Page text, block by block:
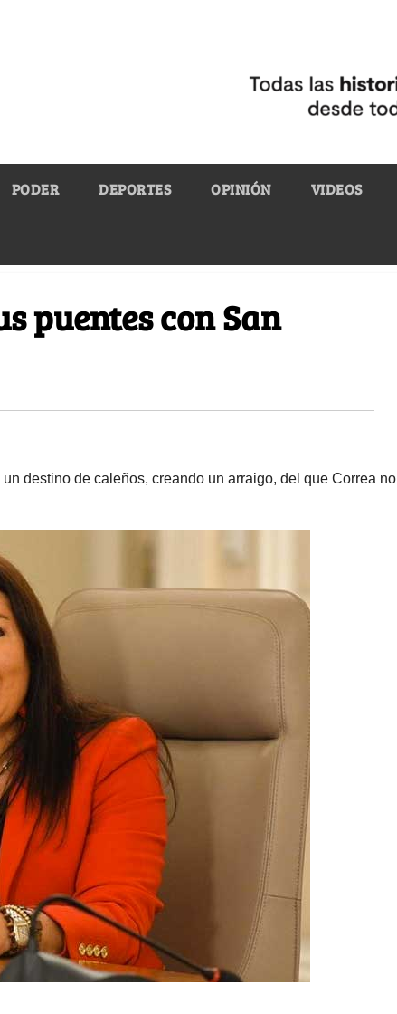
PODER DEPORTES OPINIÓN VIDEOS
puentes con San
destino de caleños, creando un arraigo, del que Correa no